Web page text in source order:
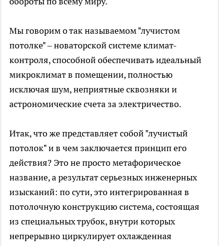
Мы говорим о так называемом "лучистом
потолке" – новаторской системе климат-
контроля, способной обеспечивать идеальный
микроклимат в помещении, полностью
исключая шум, неприятные сквозняки и
астрономические счета за электричество.
Итак, что же представляет собой "лучистый
потолок" и в чем заключается принцип его
действия? Это не просто метафорическое
название, а результат серьезных инженерных
изысканий: по сути, это интегрированная в
потолочную конструкцию система, состоящая
из специальных трубок, внутри которых
непрерывно циркулирует охлажденная